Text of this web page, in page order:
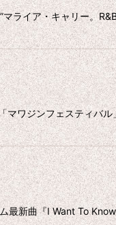
ライア・キャリー。
マワジンフェスティ
新曲『I Want To